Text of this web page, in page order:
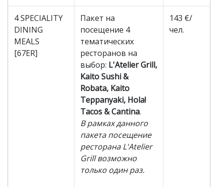
4 SPECIALITY
DINING
MEALS
[67ER]
Пакет на
посещение 4
тематических
ресторанов на
выбор: L'Atelier Grill,
Kaito Sushi &
Robata, Kaito
Teppanyaki, Hola!
Tacos & Cantina.
В рамках данного
пакета посещение
ресторана L'Atelier
Grill возможно
только один раз.
143 €/
чел.